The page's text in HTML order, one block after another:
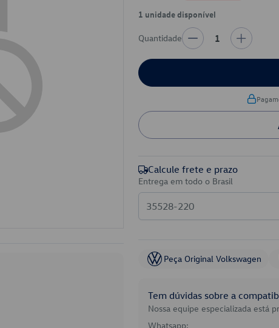
1 unidade disponível
Quantidade 1
Calcule frete e prazo
Entrega em todo o Brasil
Peça Original Volkswagen
Tem dúvidas sobre a
Nossa equipe especializada está
Whatsapp: